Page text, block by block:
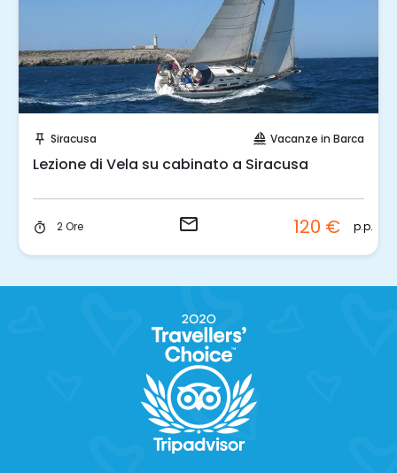
push_pin Siracusa sailing Vacanze in Barca
Lezione di Vela su cabinato a Siracusa
timer 2 Ore email 120 € p.p.